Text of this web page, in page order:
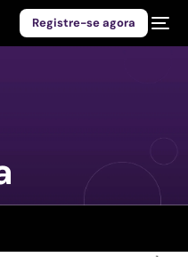
Registre-se agora